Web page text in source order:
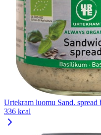
Urtekram luomu Sand. spread
336 kcal